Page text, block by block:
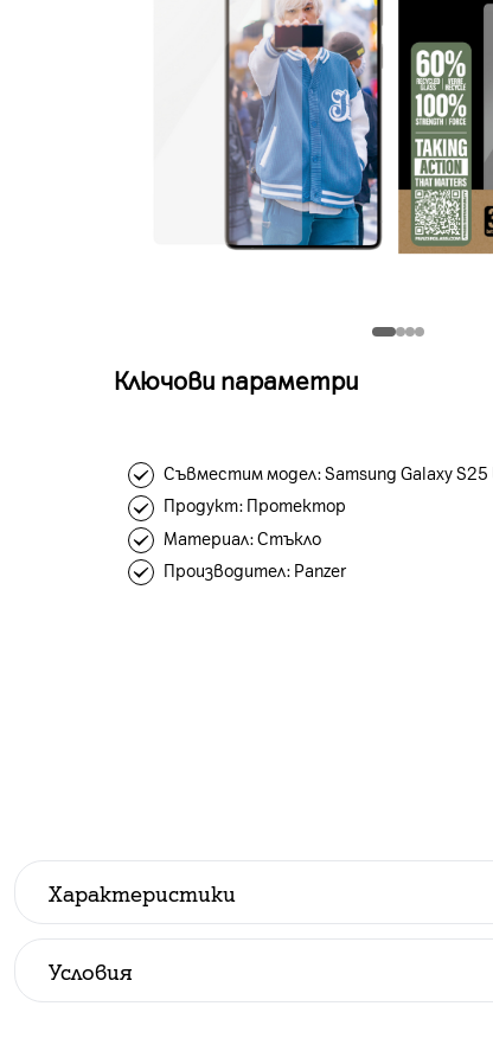
Ключови параметри
Съвместим модел: Samsung Galaxy S25
Продукт: Протектор
Материал: Стъкло
Производител: Panzer
Характеристики
Производител:Panzer
Условия